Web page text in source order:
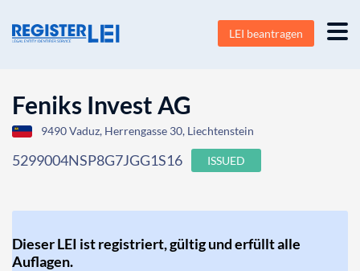
LEI beantragen
Feniks Invest AG
9490 Vaduz, Herrengasse 30, Liechtenstein
5299004NSP8G7JGG1S16 ISSUED
Dieser LEI ist registriert, gültig und erfüllt alle
Auflagen.